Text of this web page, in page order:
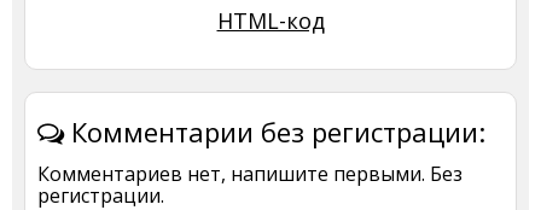
HTML-код
Комментарии без регистрации:
Комментариев нет, напишите первыми. Без
регистрации.